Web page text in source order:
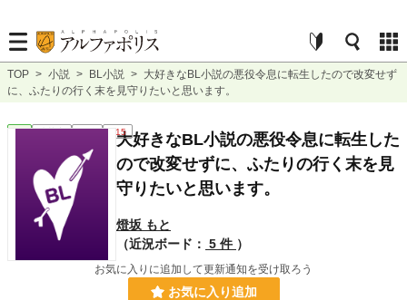
TOP > 小説 > BL小説 > 大好きなBL小説の悪役令息に転生したので改変せず
に、ふたりの行く末を見守りたいと思います。
BL 連載中 長編 R15
大好きなBL小説の悪役令息に転生した
ので改変せずに、ふたりの行く末を見
守りたいと思います。
燈坂 もと
（近況ボード： 5 件 ）
お気に入りに追加して更新通知を受け取ろう
お気に入り追加